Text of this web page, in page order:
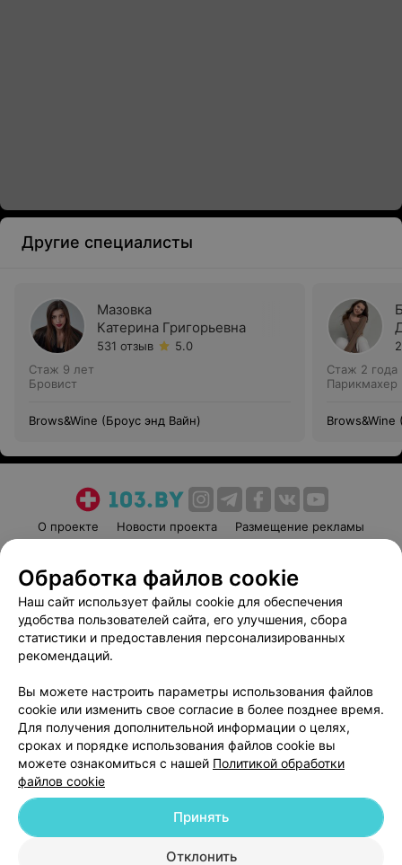
Другие специалисты
Мазовка
Катерина Григорьевна
531 отзыв
5.0
Стаж 9 лет
Бровист
Brows&Wine (Броус энд Вайн)
Стаж 2 года
Парикмахер
Brows&Wine
О проекте Новости проекта
Размещение рекламы
Пользовательское соглашение
Способы оплаты
Вакансии
Партнеры
Написать руководителю 103.by
Обработка персональных данных
© 2026 ООО «Артокс Лаб», УНП 191700409
| 220012, Республика Беларусь,
Обработка файлов cookie
Наш сайт использует файлы cookie для обеспечения
удобства пользователей сайта, его улучшения, сбора
статистики и предоставления персонализированных
рекомендаций.
Вы можете настроить параметры использования файлов
cookie или изменить свое согласие в более позднее время.
Для получения дополнительной информации о целях,
сроках и порядке использования файлов cookie вы
можете ознакомиться с нашей Политикой обработки
файлов cookie
Отклонить
Принять